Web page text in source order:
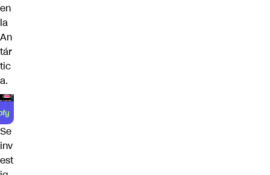
en
la
An
tár
tic
a.
Se
inv
est